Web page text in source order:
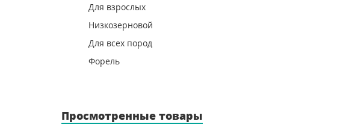
Для взрослых
Низкозерновой
Для всех пород
Форель
Просмотренные товары